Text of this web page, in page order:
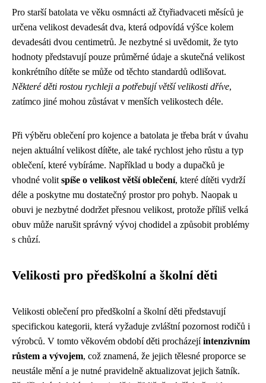
Pro starší batolata ve věku osmnácti až čtyřiadvaceti měsíců je
určena velikost devadesát dva, která odpovídá výšce kolem
devadesáti dvou centimetrů. Je nezbytné si uvědomit, že tyto
hodnoty představují pouze průměrné údaje a skutečná velikost
konkrétního dítěte se může od těchto standardů odlišovat.
Některé děti rostou rychleji a potřebují větší velikosti dříve,
zatímco jiné mohou zůstávat v menších velikostech déle.
Při výběru oblečení pro kojence a batolata je třeba brát v úvahu
nejen aktuální velikost dítěte, ale také rychlost jeho růstu a typ
oblečení, které vybíráme. Například u body a dupačků je
vhodné volit spíše o velikost větší oblečení, které dítěti vydrží
déle a poskytne mu dostatečný prostor pro pohyb. Naopak u
obuvi je nezbytné dodržet přesnou velikost, protože příliš velká
obuv může narušit správný vývoj chodidel a způsobit problémy
s chůzí.
Velikosti pro předškolní a školní děti
Velikosti oblečení pro předškolní a školní děti představují
specifickou kategorii, která vyžaduje zvláštní pozornost rodičů i
výrobců. V tomto věkovém období děti procházejíintenzivním
růstem a vývojem, což znamená, že jejich tělesné proporce se
neustále mění a je nutné pravidelně aktualizovat jejich šatník.